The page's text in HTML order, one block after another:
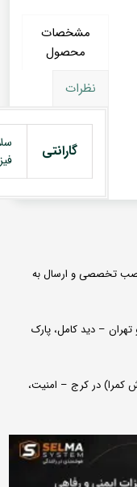
مشخصات
محصول
نظرات
گارانتی
نصب تخصصی و ارسال به
در کرج و تهران – دید کامل، پارک
کمرا) در کرج – امنیت،